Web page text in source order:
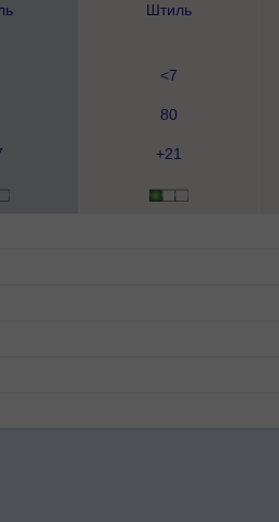
Штиль
<7
80
+21